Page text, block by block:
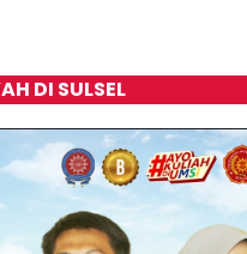
DI SULSEL